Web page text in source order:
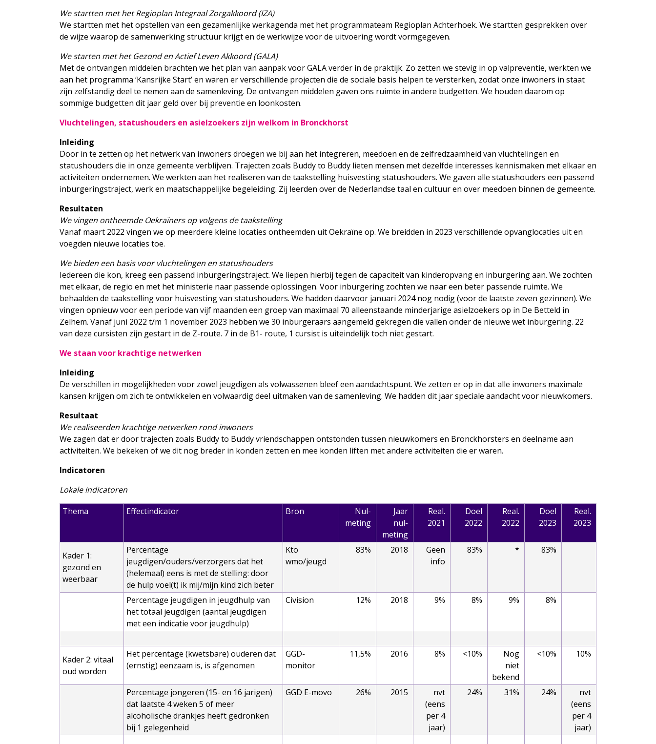
We startten met het Regioplan Integraal Zorgakkoord (IZA)
We startten met het opstellen van een gezamenlijke werkagenda met het programmateam Regioplan Achterhoek. We startten gesprekken over
de wijze waarop de samenwerking structuur krijgt en de werkwijze voor de uitvoering wordt vormgegeven.
We starten met het Gezond en Actief Leven Akkoord (GALA)
Met de ontvangen middelen brachten we het plan van aanpak voor GALA verder in de praktijk. Zo zetten we stevig in op valpreventie, werkten we
aan het programma ‘Kansrijke Start’ en waren er verschillende projecten die de sociale basis helpen te versterken, zodat onze inwoners in staat
zijn zelfstandig deel te nemen aan de samenleving. De ontvangen middelen gaven ons ruimte in andere budgetten. We houden daarom op
sommige budgetten dit jaar geld over bij preventie en loonkosten.
Vluchtelingen, statushouders en asielzoekers zijn welkom in Bronckhorst
Inleiding
Door in te zetten op het netwerk van inwoners droegen we bij aan het integreren, meedoen en de zelfredzaamheid van vluchtelingen en
statushouders die in onze gemeente verblijven. Trajecten zoals Buddy to Buddy lieten mensen met dezelfde interesses kennismaken met elkaar en
activiteiten ondernemen. We werkten aan het realiseren van de taakstelling huisvesting statushouders. We gaven alle statushouders een passend
inburgeringstraject, werk en maatschappelijke begeleiding. Zij leerden over de Nederlandse taal en cultuur en over meedoen binnen de gemeente.
Resultaten
We vingen ontheemde Oekraïners op volgens de taakstelling
Vanaf maart 2022 vingen we op meerdere kleine locaties ontheemden uit Oekraïne op. We breidden in 2023 verschillende opvanglocaties uit en
voegden nieuwe locaties toe.
We bieden een basis voor vluchtelingen en statushouders
Iedereen die kon, kreeg een passend inburgeringstraject. We liepen hierbij tegen de capaciteit van kinderopvang en inburgering aan. We zochten
met elkaar, de regio en met het ministerie naar passende oplossingen. Voor inburgering zochten we naar een beter passende ruimte. We
behaalden de taakstelling voor huisvesting van statushouders. We hadden daarvoor januari 2024 nog nodig (voor de laatste zeven gezinnen). We
vingen opnieuw voor een periode van vijf maanden een groep van maximaal 70 alleenstaande minderjarige asielzoekers op in De Betteld in
Zelhem. Vanaf juni 2022 t/m 1 november 2023 hebben we 30 inburgeraars aangemeld gekregen die vallen onder de nieuwe wet inburgering. 22
van deze cursisten zijn gestart in de Z-route. 7 in de B1- route, 1 cursist is uiteindelijk toch niet gestart.
We staan voor krachtige netwerken
Inleiding
De verschillen in mogelijkheden voor zowel jeugdigen als volwassenen bleef een aandachtspunt. We zetten er op in dat alle inwoners maximale
kansen krijgen om zich te ontwikkelen en volwaardig deel uitmaken van de samenleving. We hadden dit jaar speciale aandacht voor nieuwkomers.
Resultaat
We realiseerden krachtige netwerken rond inwoners
We zagen dat er door trajecten zoals Buddy to Buddy vriendschappen ontstonden tussen nieuwkomers en Bronckhorsters en deelname aan
activiteiten. We bekeken of we dit nog breder in konden zetten en mee konden liften met andere activiteiten die er waren.
Indicatoren
Lokale indicatoren
Thema
Effectindicator Bron
Nul-
meting
Jaar
nul-
meting
Real.
2021
Doel
2022
Real.
2022
Doel
2023
Real.
2023
Kader 1:
gezond en
weerbaar
Percentage
jeugdigen/ouders/verzorgers dat het
(helemaal) eens is met de stelling: door
de hulp voel(t) ik mij/mijn kind zich beter
Kto
wmo/jeugd
83% 2018
Geen
info
83% * 83%
Percentage jeugdigen in jeugdhulp van
het totaal jeugdigen (aantal jeugdigen
met een indicatie voor jeugdhulp)
Civision 12% 2018 9% 8% 9% 8%
Kader 2: vitaal
oud worden
Het percentage (kwetsbare) ouderen dat
(ernstig) eenzaam is, is afgenomen
GGD-
monitor
11,5% 2016 8% <10%
Nog
niet
bekend
<10% 10%
Percentage jongeren (15- en 16 jarigen)
dat laatste 4 weken 5 of meer
alcoholische drankjes heeft gedronken
bij 1 gelegenheid
GGD E-movo 26% 2015
nvt
(eens
per 4
jaar)
24% 31% 24%
nvt
(eens
per 4
jaar)